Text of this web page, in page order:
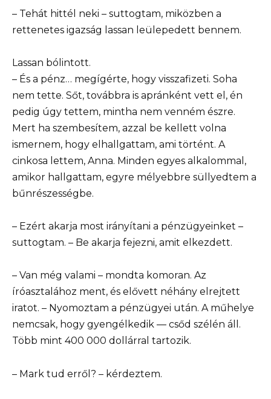
– Tehát hittél neki – suttogtam, miközben a
rettenetes igazság lassan leülepedett bennem.
Lassan bólintott.
– És a pénz… megígérte, hogy visszafizeti. Soha
nem tette. Sőt, továbbra is apránként vett el, én
pedig úgy tettem, mintha nem venném észre.
Mert ha szembesítem, azzal be kellett volna
ismernem, hogy elhallgattam, ami történt. A
cinkosa lettem, Anna. Minden egyes alkalommal,
amikor hallgattam, egyre mélyebbre süllyedtem a
bűnrészességbe.
– Ezért akarja most irányítani a pénzügyeinket –
suttogtam. – Be akarja fejezni, amit elkezdett.
– Van még valami – mondta komoran. Az
íróasztalához ment, és elővett néhány elrejtett
iratot. – Nyomoztam a pénzügyei után. A műhelye
nemcsak, hogy gyengélkedik — csőd szélén áll.
Több mint 400 000 dollárral tartozik.
– Mark tud erről? – kérdeztem.